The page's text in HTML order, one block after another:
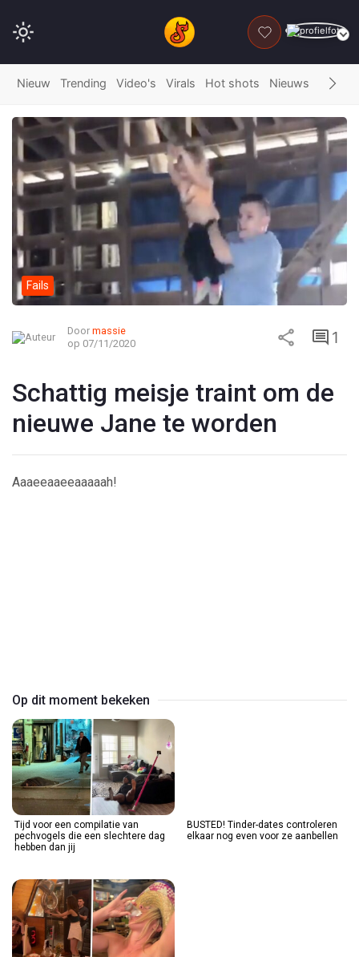
DONEER
Nieuw Trending Video's Virals Hot shots Nieuws Fails
Fails
Door massie
op 07/11/2020
1
Schattig meisje traint om de
nieuwe Jane te worden
Aaaeeaaeeaaaaah!
Op dit moment bekeken
Tijd voor een compilatie van
pechvogels die een slechtere dag
hebben dan jij
BUSTED! Tinder-dates controleren
elkaar nog even voor ze aanbellen